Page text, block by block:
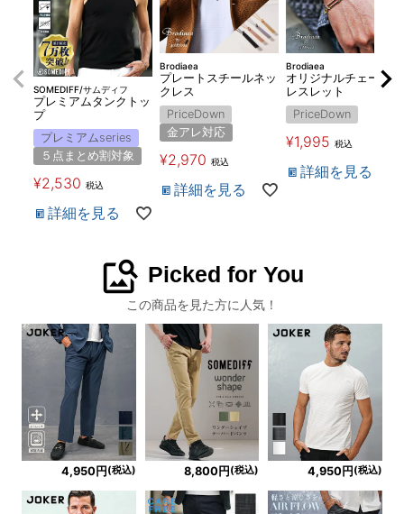
SOMEDIFF/サムディフ
プレミアムタンクトッ
プ
プレミアムseries
５点まとめ割対象
¥2,530 税込
詳細を見る
Brodiaea
プレートスチールネッ
クレス
PriceDown
金アレ対応
¥2,970 税込
詳細を見る
Brodiaea
オリジナルチェーンブ
レスレット
PriceDown
¥1,995 税込
詳細を見る
image_search Picked for You
この商品を見た方に人気！
4,950円 (税込) 8,800円 (税込) 4,950円 (税込)